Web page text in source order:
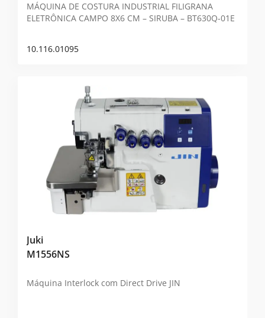
MÁQUINA DE COSTURA INDUSTRIAL FILIGRANA
ELETRÔNICA CAMPO 8X6 CM – SIRUBA – BT630Q-01E
10.116.01095
Juki
M1556NS
Máquina Interlock com Direct Drive JIN